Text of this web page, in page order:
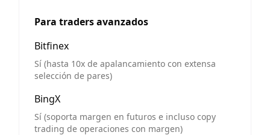
Para traders avanzados
Bitfinex
Sí (hasta 10x de apalancamiento con extensa
selección de pares)
BingX
Sí (soporta margen en futuros e incluso copy
trading de operaciones con margen)